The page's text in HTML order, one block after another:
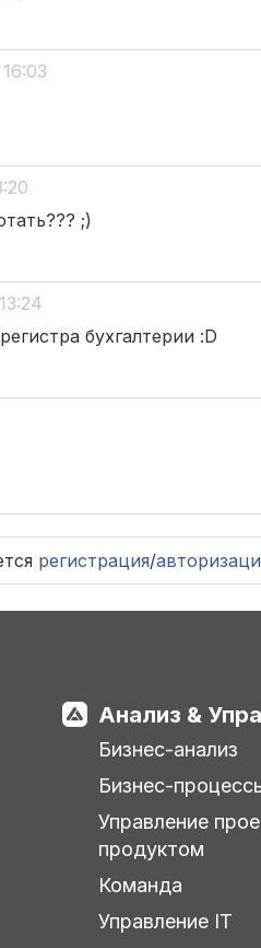
;)
бухгалтерии :D
регистрация/
Анализ &
Бизнес-анализ
Бизнес-
Управление
продуктом
Команда
Управление IT